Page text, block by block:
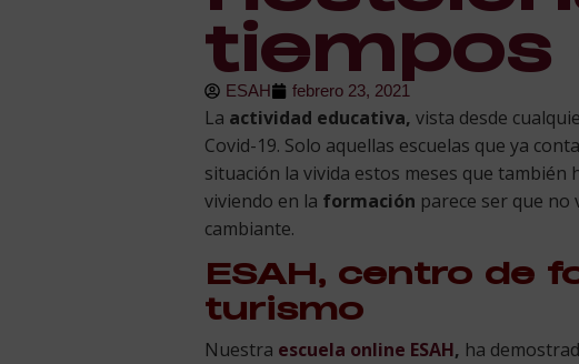
tiempos
ESAH febrero 23, 2021
La actividad educativa, vista desde
Covid-19. Solo aquellas escuelas que ya
situación la vivida estos meses que
viviendo en la formación parece ser que
cambiante.
ESAH, centro de
turismo
Nuestra escuela online ESAH, ha